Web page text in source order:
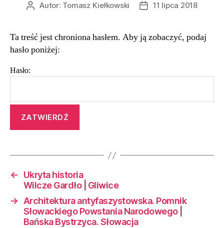
AutorAutor: Tomasz Kiełkowski
Data11 lipca 2018
Ta treść jest chroniona hasłem. Aby ją zobaczyć, podaj
hasło poniżej:
Hasło:
←
Ukryta historia
Wilcze Gardło | Gliwice
→
Architektura antyfaszystowska. Pomnik
Słowackiego Powstania Narodowego |
Bańska Bystrzyca. Słowacja